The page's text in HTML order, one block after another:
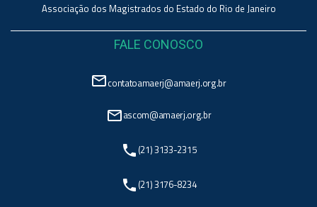
Associação dos Magistrados do Estado do Rio de Janeiro
FALE CONOSCO
mail_outlinecontatoamaerj@amaerj.org.br
mail_outlineascom@amaerj.org.br
phone (21) 3133-2315
phone (21) 3176-8234